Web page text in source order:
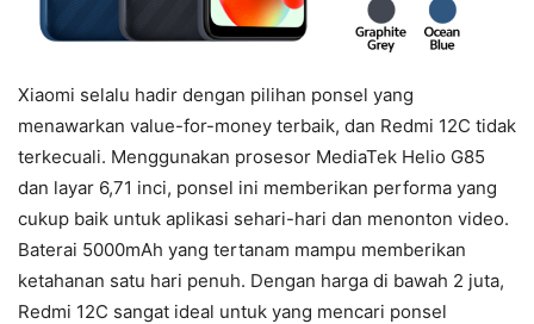
Xiaomi selalu hadir dengan pilihan ponsel yang
menawarkan value-for-money terbaik, dan Redmi 12C tidak
terkecuali. Menggunakan prosesor MediaTek Helio G85
dan layar 6,71 inci, ponsel ini memberikan performa yang
cukup baik untuk aplikasi sehari-hari dan menonton video.
Baterai 5000mAh yang tertanam mampu memberikan
ketahanan satu hari penuh. Dengan harga di bawah 2 juta,
Redmi 12C sangat ideal untuk yang mencari ponsel